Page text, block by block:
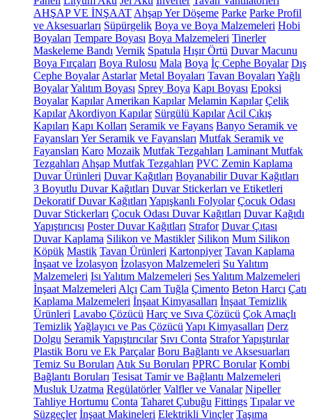
AHŞAP VE İNŞAAT Ahşap Yer Döşeme Parke Parke Profil
ve Aksesuarları Süpürgelik Boya ve Boya Malzemeleri Hobi
Boyaları Tempare Boyası Boya Malzemeleri Tinerler
Maskeleme Bandı Vernik Spatula Hışır Örtü Duvar Macunu
Boya Fırçaları Boya Rulosu Mala Boya İç Cephe Boyalar Dış
Cephe Boyalar Astarlar Metal Boyaları Tavan Boyaları Yağlı
BoyalarYalıtım Boyası Sprey Boya Kapı Boyası Epoksi
Boyalar Kapılar Amerikan Kapılar Melamin Kapılar Çelik
Kapılar Akordiyon Kapılar Sürgülü Kapılar Acil Çıkış
Kapıları Kapı Kolları Seramik ve Fayans Banyo Seramik ve
Fayansları Yer Seramik ve Fayansları Mutfak Seramik ve
Fayansları Karo Mozaik Mutfak Tezgahları Laminant Mutfak
Tezgahları Ahşap Mutfak Tezgahları PVC Zemin Kaplama
Duvar Ürünleri Duvar Kağıtları Boyanabilir Duvar Kağıtları
3 Boyutlu Duvar Kağıtları Duvar Stickerları ve Etiketleri
Dekoratif Duvar Kağıtları Yapışkanlı Folyolar Çocuk Odası
Duvar Stickerları Çocuk Odası Duvar Kağıtları Duvar Kağıdı
Yapıştırıcısı Poster Duvar Kağıtları Strafor Duvar Çıtası
Duvar Kaplama Silikon ve Mastikler Silikon Mum Silikon
Köpük Mastik Tavan Ürünleri Kartonpiyer Tavan Kaplama
İnşaat ve İzolasyon İzolasyon Malzemeleri Su Yalıtım
Malzemeleri Isı Yalıtım Malzemeleri Ses Yalıtım Malzemeleri
İnşaat Malzemeleri Alçı Cam Tuğla Çimento Beton Harcı Çatı
Kaplama Malzemeleri İnşaat Kimyasalları İnşaat Temizlik
Ürünleri Lavabo Çözücü Harç ve Sıva Çözücü Çok Amaçlı
TemizlikYağlayıcı ve Pas Çözücü Yapı Kimyasalları Derz
Dolgu Seramik Yapıştırıcılar Sıvı Conta Strafor Yapıştırılar
Plastik Boru ve Ek Parçalar Boru Bağlantı ve Aksesuarları
Temiz Su Boruları Atık Su Boruları PPRC Borular Kombi
Bağlantı Boruları Tesisat Tamir ve Bağlantı Malzemeleri
Musluk Uzatma Regülatörler Valfler ve Vanalar Nipeller
Tahliye Hortumu Conta Taharet Çubuğu Fittings Tıpalar ve
Süzgeçler İnşaat Makineleri Elektrikli Vinçler Taşıma